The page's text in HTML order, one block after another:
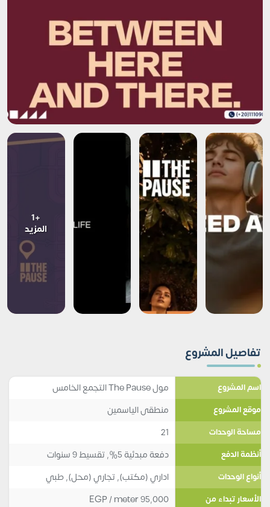
+1
المزيد
تفاصيل المشروع
اسم المشروع مول The Pause التجمع الخامس
موقع المشروع منطقى الياسمين
مساحة الوحدات 21
أنظمة الدفع دفعة مبدئية 5%, تقسيط 9 سنوات
أنواع الوحدات اداري (مكتب),تجاري (محل),طبي
الأسعار تبداء من 95,000
EGP/ meter